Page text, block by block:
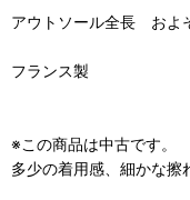
アウトソール全長 およ
フランス製
※この商品は中古です。
多少の着用感、細かな擦